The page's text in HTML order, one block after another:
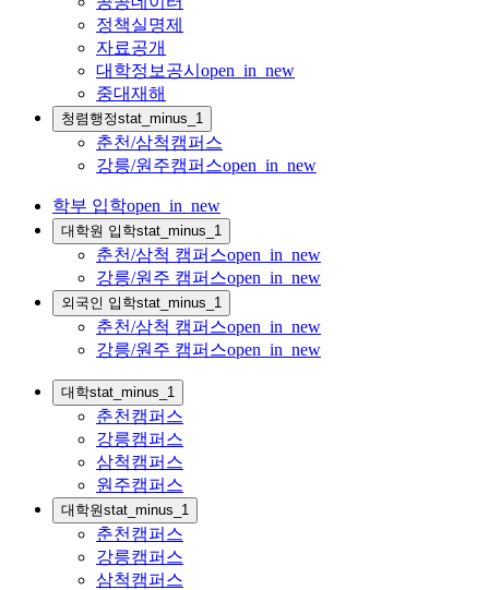
정책실명제
자료공개
대학정보공시 open_in_new
중대재해
청렴행정stat_minus_1
춘천/삼척캠퍼스
강릉/원주캠퍼스open_in_new
학부 입학open_in_new
대학원 입학stat_minus_1
춘천/삼척 캠퍼스open_in_new
강릉/원주 캠퍼스open_in_new
외국인 입학stat_minus_1
춘천/삼척 캠퍼스open_in_new
강릉/원주 캠퍼스open_in_new
대학stat_minus_1
춘천캠퍼스
강릉캠퍼스
삼척캠퍼스
원주캠퍼스
대학원stat_minus_1
춘천캠퍼스
강릉캠퍼스
삼척캠퍼스